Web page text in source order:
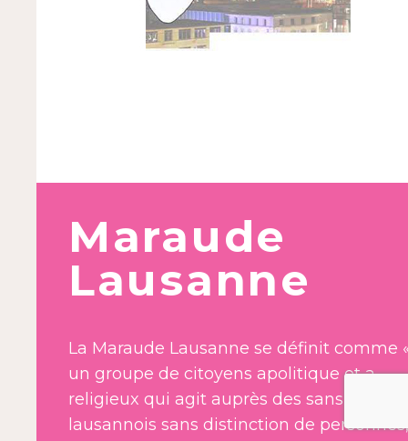
Maraude
Lausanne
La Maraude Lausanne se définit comme
un groupe de citoyens apolitique et a-
religieux qui agit auprès des sans-abris
lausannois sans distinction de personnes,